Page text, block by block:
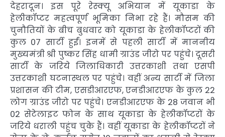
देहरादून। इस पूरे रेस्क्यू अभियान में यूकाडा के
हेलीकॉप्टर महत्वपूर्ण भूमिका निभा रहे हैं। मौसम की
चुनौतियों के बीच बुधवार को यूकाडा के हेलीकॉप्टरों की
कुल 07 सार्टी हुईं। इनमें से पहली सार्टी में माननीय
मुख्यमंत्री श्री पुष्कर सिंह धामी ग्राउंड जीरो पर पहुंचे। दूसरी
सार्टी के जरिये जिलाधिकारी उत्तरकाशी तथा एसपी
उत्तरकाशी घटनास्थल पर पहुंचे। वहीं अन्य सार्टी में जिला
प्रशासन की टीम, एसडीआरएफ, एनडीआरएफ के कुल 22
लोग ग्राउंड जीरो पर पहुंचे। एनडीआरएफ के 28 जवान भी
02 सेटेलाइट फोन के साथ यूकाडा के हेलीकॉप्टरों के
जरिये धराली पहुंच चुके हैं। वहीं यूकाडा के हेलीकॉप्टरों ने